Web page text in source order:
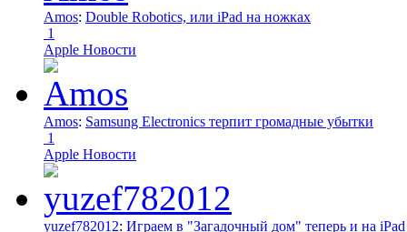
Amos: Double Robotics, или iPad на ножках
1
Apple Новости
Amos: Samsung Electronics терпит громадные убытки
1
Apple Новости
yuzef782012: Играем в "Загадочный дом" теперь и на iPad